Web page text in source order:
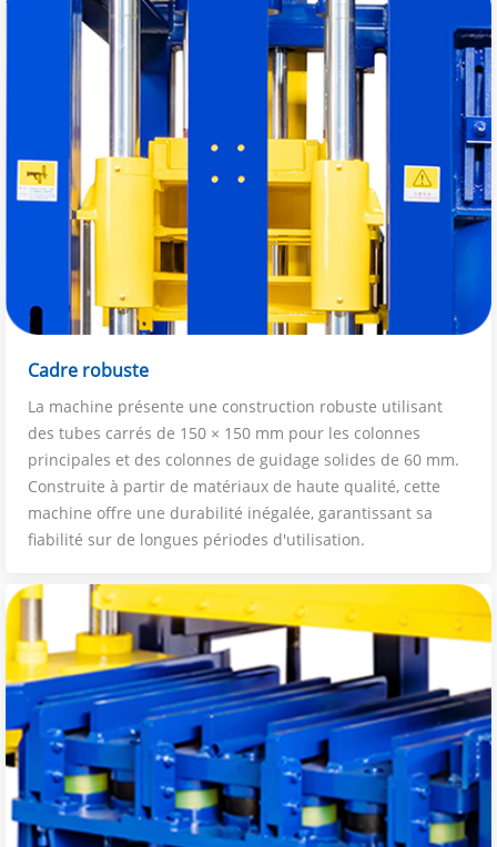
Cadre robuste
La machine présente une construction robuste utilisant
des tubes carrés de 150 × 150 mm pour les colonnes
principales et des colonnes de guidage solides de 60 mm.
Construite à partir de matériaux de haute qualité, cette
machine offre une durabilité inégalée, garantissant sa
fiabilité sur de longues périodes d'utilisation.